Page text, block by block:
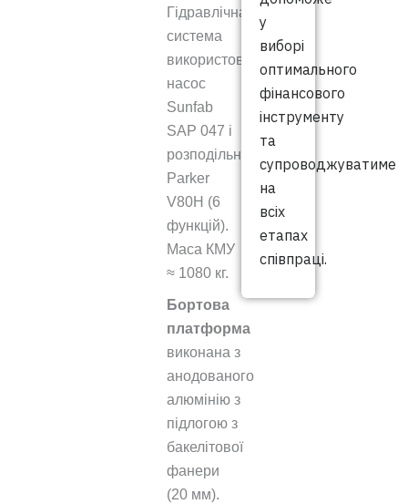
Гідравлічна
система
використовує
насос
Sunfab
SAP 047 і
розподільник
Parker
V80H (6
функцій).
Маса КМУ
≈ 1080 кг.
Бортова
платформа
виконана з
анодованого
алюмінію з
підлогою з
бакелітової
фанери
(20 мм).
у
виборі
оптимального
фінансового
інструменту
та
супроводжуватиме
на
всіх
етапах
співпраці.